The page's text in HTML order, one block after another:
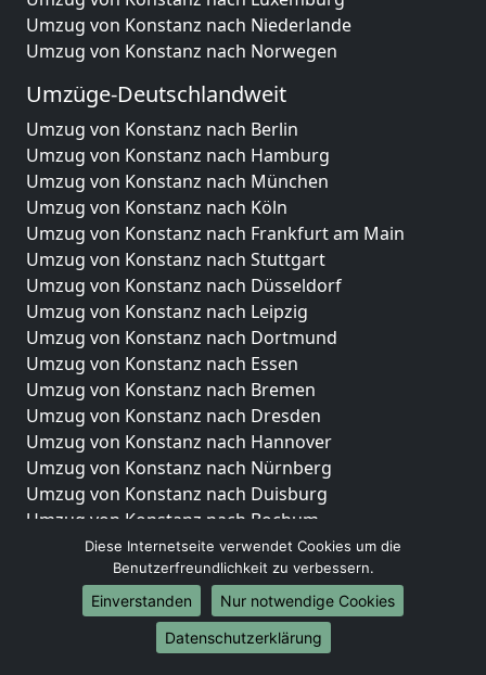
Umzug von Konstanz nach Niederlande
Umzug von Konstanz nach Norwegen
Umzüge-Deutschlandweit
Umzug von Konstanz nach Berlin
Umzug von Konstanz nach Hamburg
Umzug von Konstanz nach München
Umzug von Konstanz nach Köln
Umzug von Konstanz nach Frankfurt am Main
Umzug von Konstanz nach Stuttgart
Umzug von Konstanz nach Düsseldorf
Umzug von Konstanz nach Leipzig
Umzug von Konstanz nach Dortmund
Umzug von Konstanz nach Essen
Umzug von Konstanz nach Bremen
Umzug von Konstanz nach Dresden
Umzug von Konstanz nach Hannover
Umzug von Konstanz nach Nürnberg
Umzug von Konstanz nach Duisburg
Umzug von Konstanz nach Bochum
Umzug von Konstanz nach Wuppertal
Umzug von Konstanz nach Bielefeld
Umzug von Konstanz nach Bonn
Umzug von Konstanz nach Münster
Diese Internetseite verwendet Cookies um die
Benutzerfreundlichkeit zu verbessern.
Einverstanden
Nur notwendige Cookies
Datenschutzerklärung